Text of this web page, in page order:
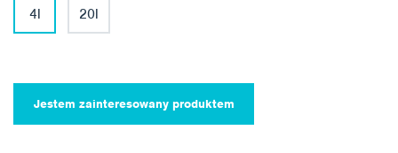
4l 20l
Jestem zainteresowany produktem